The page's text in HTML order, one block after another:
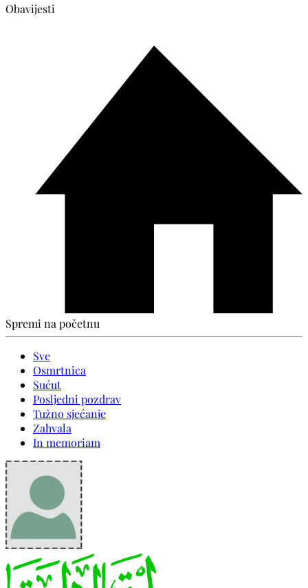
Obavijesti
Spremi na početnu
Sve
Osmrtnica
Sućut
Posljedni pozdrav
Tužno sjećanje
Zahvala
In memoriam